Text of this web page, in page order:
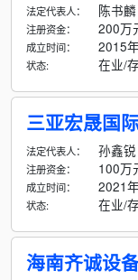
法定代表人： 陈书麟
注册资金： 200万
成立时间： 2015
状态: 在业/
三亚宏晟国
法定代表人： 孙鑫锐
注册资金： 100万
成立时间： 2021
状态: 在业/
海南齐诚设